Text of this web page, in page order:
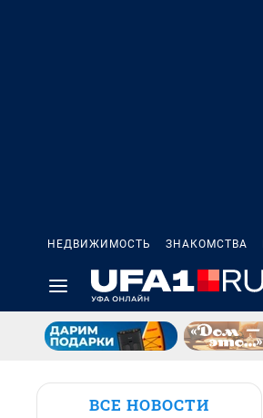
НЕДВИЖИМОСТЬ ЗНАКОМСТВА
ВСЕ НОВОСТИ